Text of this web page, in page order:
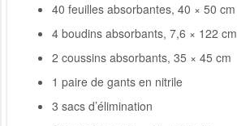
40 feuilles absorbantes, 40 × 50 cm
4 boudins absorbants, 7,6 × 122 cm
2 coussins absorbants, 35 × 45 cm
1 paire de gants en nitrile
3 sacs d’élimination